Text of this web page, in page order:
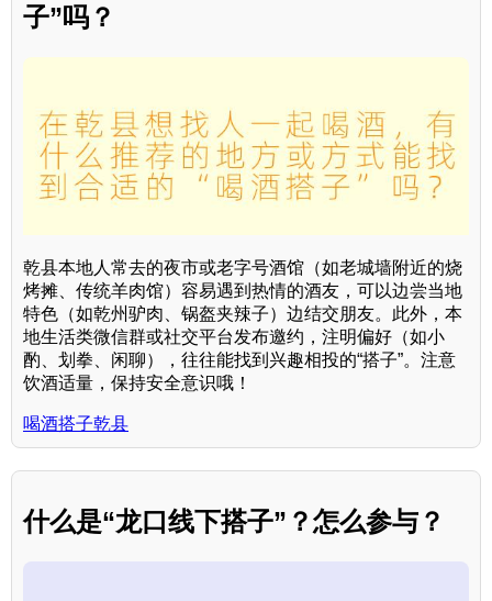
子”吗？
乾县本地人常去的夜市或老字号酒馆（如老城墙附近的烧
烤摊、传统羊肉馆）容易遇到热情的酒友，可以边尝当地
特色（如乾州驴肉、锅盔夹辣子）边结交朋友。此外，本
地生活类微信群或社交平台发布邀约，注明偏好（如小
酌、划拳、闲聊），往往能找到兴趣相投的“搭子”。注意
饮酒适量，保持安全意识哦！
喝酒搭子乾县
什么是“龙口线下搭子”？怎么参与？